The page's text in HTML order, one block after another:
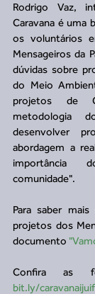
Rodrigo Vaz,
Caravana é uma
os voluntários
Mensageiros da
dúvidas sobre
do Meio
projetos de
metodologia
desenvolver
abordagem a
importância
comunidade".
Para saber
projetos dos
documento
bit.ly/